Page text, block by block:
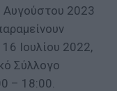
Αυγούστου 2023
Ιουλίου 2022,
Σύλλογο
– 18:00.